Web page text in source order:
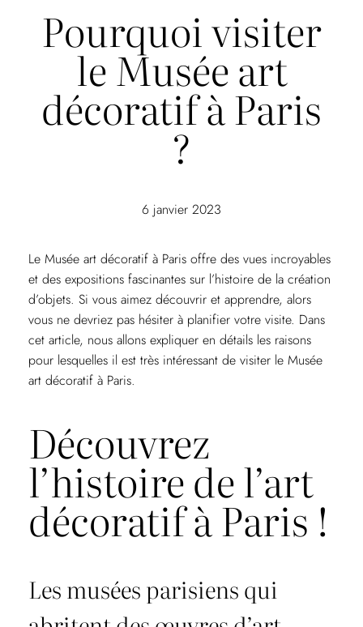
Pourquoi visiter
le Musée art
décoratif à Paris
?
6 janvier 2023
Le Musée art décoratif à Paris offre des vues incroyables
et des expositions fascinantes sur l’histoire de la création
d’objets. Si vous aimez découvrir et apprendre, alors
vous ne devriez pas hésiter à planifier votre visite. Dans
cet article, nous allons expliquer en détails les raisons
pour lesquelles il est très intéressant de visiter le Musée
art décoratif à Paris.
Découvrez
l’histoire de l’art
décoratif à Paris !
Les musées parisiens qui